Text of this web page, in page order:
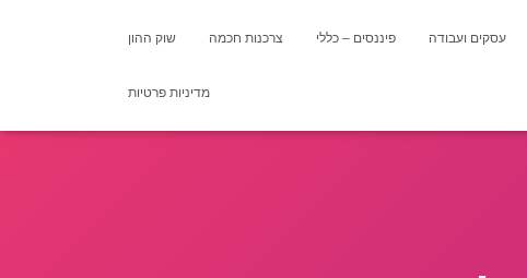
עסקים ועבודה פיננסים – כללי צרכנות חכמה שוק ההון
מדיניות פרטיות